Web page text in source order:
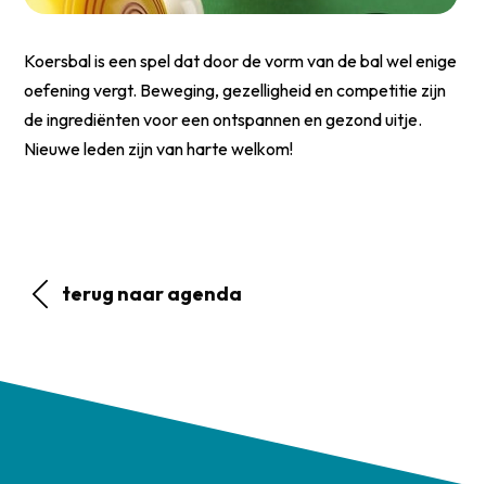
Koersbal is een spel dat door de vorm van de bal wel enige
oefening vergt. Beweging, gezelligheid en competitie zijn
de ingrediënten voor een ontspannen en gezond uitje.
Nieuwe leden zijn van harte welkom!
terug naar agenda